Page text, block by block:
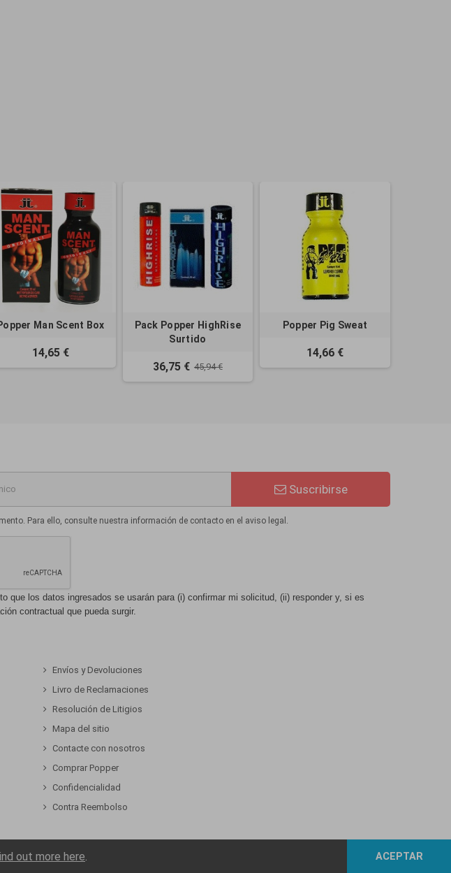
Man Scent Box
14,65 €
Pack Popper HighRise
Surtido
36,75 € 45,94 €
Popper Pig Sweat
14,66 €
Suscribirse
Para ello, consulte nuestra información de contacto en el aviso legal.
que los datos ingresados se usarán para (i) confirmar mi solicitud, (ii) responder y, si es
contractual que pueda surgir.
Envíos y Devoluciones
Livro de Reclamaciones
Resolución de Litigios
Mapa del sitio
Contacte con nosotros
Comprar Popper
Confidencialidad
Contra Reembolso
out more here. ACEPTAR